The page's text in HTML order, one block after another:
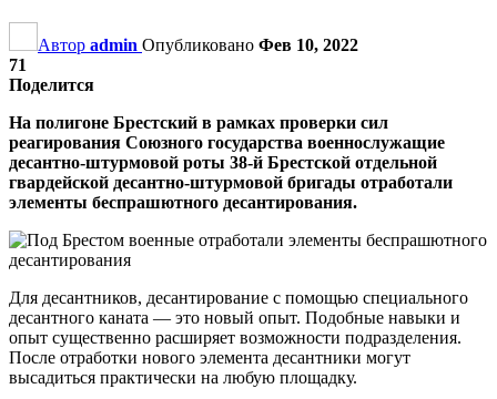
Автор admin Опубликовано Фев 10, 2022
71
Поделится
На полигоне Брестский в рамках проверки сил
реагирования Союзного государства военнослужащие
десантно-штурмовой роты 38-й Брестской отдельной
гвардейской десантно-штурмовой бригады отработали
элементы беспрашютного десантирования.
Для десантников, десантирование с помощью специального
десантного каната — это новый опыт. Подобные навыки и
опыт существенно расширяет возможности подразделения.
После отработки нового элемента десантники могут
высадиться практически на любую площадку.